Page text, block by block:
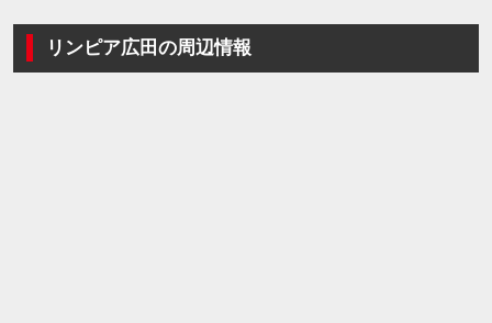
リンピア広田の周辺情報